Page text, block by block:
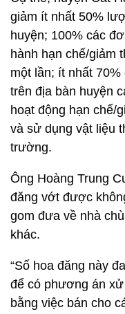
giảm ít nhất 50%
huyện; 100% các
hành hạn chế/giảm
một lần; ít nhất
trên địa bàn huyện
hoạt động hạn chế/
và sử dụng vật liệu
trường.
Ông Hoàng Trung
đăng vớt được
gom đưa về nhà
khác.
“Số hoa đăng này
để có phương án
bằng việc bán cho